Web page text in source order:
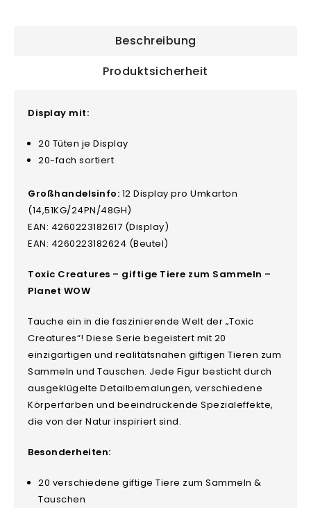
Beschreibung
Produktsicherheit
Display mit:
20 Tüten je Display
20-fach sortiert
Großhandelsinfo: 12 Display pro Umkarton
(14,51KG/24PN/48GH)
EAN: 4260223182617 (Display)
EAN: 4260223182624 (Beutel)
Toxic Creatures – giftige Tiere zum Sammeln –
Planet WOW
Tauche ein in die faszinierende Welt der „Toxic
Creatures“! Diese Serie begeistert mit 20
einzigartigen und realitätsnahen giftigen Tieren zum
Sammeln und Tauschen. Jede Figur besticht durch
ausgeklügelte Detailbemalungen, verschiedene
Körperfarben und beeindruckende Spezialeffekte,
die von der Natur inspiriert sind.
Besonderheiten:
20 verschiedene giftige Tiere zum Sammeln &
Tauschen